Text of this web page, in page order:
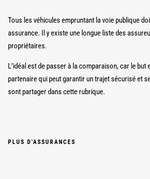
Tous les véhicules empruntant la voie publique
assurance. Il y existe une longue liste des
propriétaires.
L’idéal est de passer à la comparaison, car le but
partenaire qui peut garantir un trajet sécurisé et
sont partager dans cette rubrique.
PLUS D'ASSURANCES